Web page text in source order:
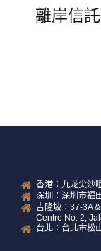
離岸信
香港：九龙尖沙
深圳：深圳市福
吉隆坡：37-3A
Centre No. 2,
台北：台北市松